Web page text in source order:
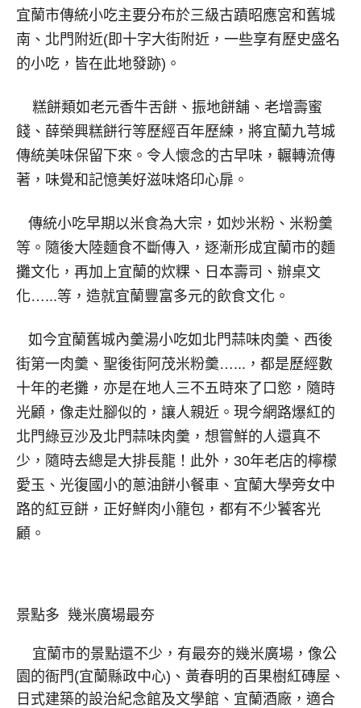
宜蘭市傳統小吃主要分布於三級古蹟昭應宮和舊城
南、北門附近(即十字大街附近，一些享有歷史盛名
的小吃，皆在此地發跡)。
糕餅類如老元香牛舌餅、振地餅舖、老增壽蜜
餞、薛榮興糕餅行等歷經百年歷練，將宜蘭九芎城
傳統美味保留下來。令人懷念的古早味，輾轉流傳
著，味覺和記憶美好滋味烙印心扉。
傳統小吃早期以米食為大宗，如炒米粉、米粉羹
等。隨後大陸麵食不斷傳入，逐漸形成宜蘭市的麵
攤文化，再加上宜蘭的炊粿、日本壽司、辦桌文
化…...等，造就宜蘭豐富多元的飲食文化。
如今宜蘭舊城內羹湯小吃如北門蒜味肉羹、西後
街第一肉羹、聖後街阿茂米粉羹…...，都是歷經數
十年的老攤，亦是在地人三不五時來了口慾，隨時
光顧，像走灶腳似的，讓人親近。現今網路爆紅的
北門綠豆沙及北門蒜味肉羹，想嘗鮮的人還真不
少，隨時去總是大排長龍！此外，30年老店的檸檬
愛玉、光復國小的蔥油餅小餐車、宜蘭大學旁女中
路的紅豆餅，正好鮮肉小籠包，都有不少饕客光
顧。
景點多 幾米廣場最夯
宜蘭市的景點還不少，有最夯的幾米廣場，像公
園的衙門(宜蘭縣政中心)、黃春明的百果樹紅磚屋、
日式建築的設治紀念館及文學館、宜蘭酒廠，適合